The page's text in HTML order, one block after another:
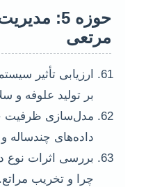
حوزه 5:
مرتعی
ارزیابی تأثیر
بر تولید علوفه و
مدل‌سازی ظرفیت
داده‌های
بررسی اثرات نوع
چرا و تخریب مراتع.